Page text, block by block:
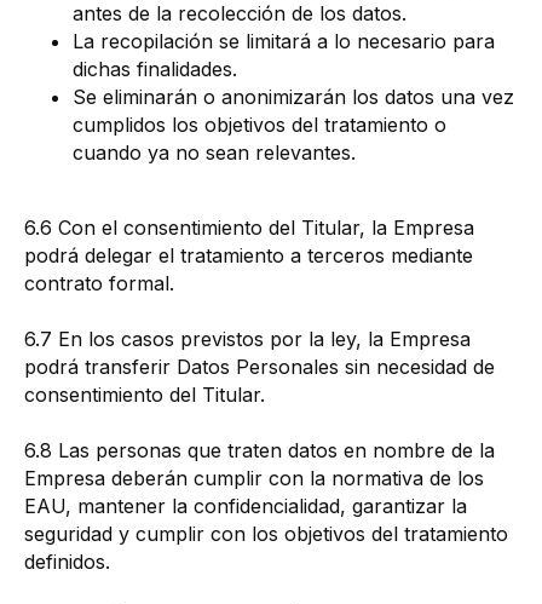
antes de la recolección de los datos.
La recopilación se limitará a lo necesario para
dichas finalidades.
Se eliminarán o anonimizarán los datos una vez
cumplidos los objetivos del tratamiento o
cuando ya no sean relevantes.
6.6 Con el consentimiento del Titular, la Empresa
podrá delegar el tratamiento a terceros mediante
contrato formal.
6.7 En los casos previstos por la ley, la Empresa
podrá transferir Datos Personales sin necesidad de
consentimiento del Titular.
6.8 Las personas que traten datos en nombre de la
Empresa deberán cumplir con la normativa de los
EAU, mantener la confidencialidad, garantizar la
seguridad y cumplir con los objetivos del tratamiento
definidos.